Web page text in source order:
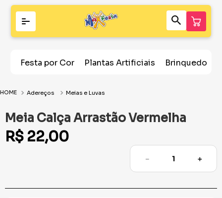
Festa por Cor Plantas Artificiais Brinquedos
Adereços Meias e Luvas
Meia Calça Arrastão Vermelha
R$ 22,00
＋
－